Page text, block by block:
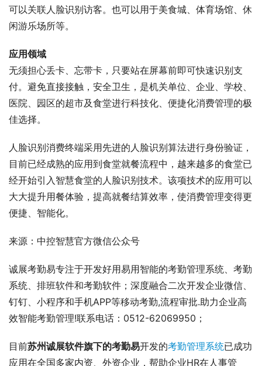
可以关联人脸识别访客。也可以用于美食城、体育场馆、休
闲游乐场所等。
应用领域
无须担心丢卡、忘带卡，只要站在屏幕前即可快速识别支
付。避免直接接触，安全卫生，是机关单位、企业、学校、
医院、园区的超市及食堂进行科技化、便捷化消费管理的极
佳选择。
人脸识别消费终端采用先进的人脸识别算法进行身份验证，
目前已经成熟的应用到食堂就餐流程中，越来越多的食堂已
经开始引入智慧食堂的人脸识别技术。该项技术的应用可以
大大提升用餐体验，提高就餐结算效率，使消费管理变得更
便捷、智能化。
来源：中控智慧官方微信公众号
诚展考勤易专注于开发好用易用智能的考勤管理系统、考勤
系统、排班软件和考勤软件；深度融合二次开发企业微信、
钉钉、小程序和手机APP等移动考勤,流程审批.助力企业高
效智能考勤管理!联系电话：0512-62069950；
目前苏州诚展软件旗下的考勤易开发的考勤管理系统已成功
应用在全国多家内资、外资企业，帮助企业HR在人事管